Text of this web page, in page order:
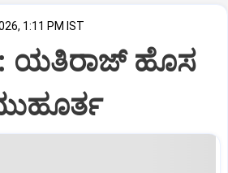
1:11 PM IST
ಯತಿರಾಜ್‌ ಹೊಸ